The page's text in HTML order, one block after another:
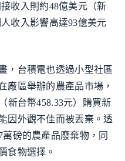
收入則約48億美元（新
收入影響高達93億美元
，台積電也透過小型社區
廠區舉辦的農產品市場，
新台幣458.33元）購買新
因外觀不佳而被丟棄。透
磅的農產品廢棄物，同
食物選擇。